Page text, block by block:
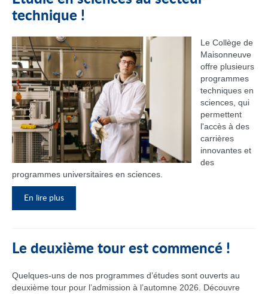
technique !
Le Collège de
Maisonneuve
offre plusieurs
programmes
techniques en
sciences, qui
permettent
l'accès à des
carrières
innovantes et
des
programmes universitaires en sciences.
En lire plus
Le deuxième tour est commencé !
Quelques-uns de nos programmes d’études sont ouverts au
deuxième tour pour l’admission à l’automne 2026. Découvre